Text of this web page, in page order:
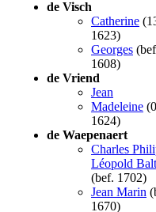
de Visch
Catherine
1623)
Georges
1608)
de Vriend
Jean
Madeleine
1624)
de Waepenaert
Charles
Léopold
(bef. 1702)
Jean Marin
1670)